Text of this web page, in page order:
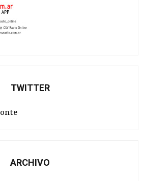
TWITTER
ARCHIVO